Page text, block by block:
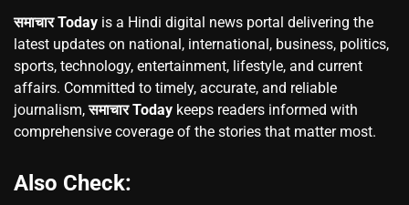
समाचार Today is a Hindi digital news portal delivering the
latest updates on national, international, business, politics,
sports, technology, entertainment, lifestyle, and current
affairs. Committed to timely, accurate, and reliable
journalism,समाचार Today keeps readers informed with
comprehensive coverage of the stories that matter most.
Also Check: